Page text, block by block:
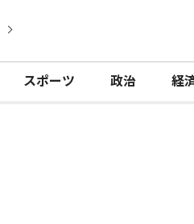
スポーツ 政治 経